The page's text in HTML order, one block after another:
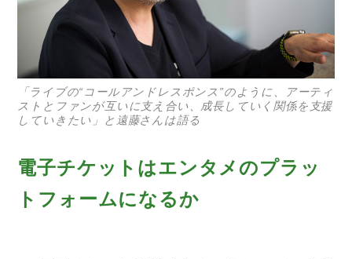
「ライブの“コールアンドレスポンス”のように、アーティ
ストとファンが互いに支え合い、成長していく関係を支援
していきたい」と遠藤さんは語る
電子チケットはエンタメのプラッ
トフォームになるか